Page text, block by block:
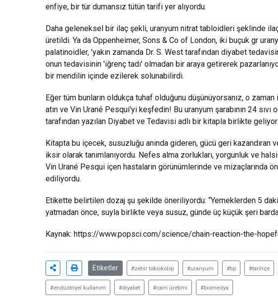
enfiye, bir tür dumansız tütün tarifi yer alıyordu.
Daha geleneksel bir ilaç şekli, uranyum nitrat tabloidleri şeklinde
üretildi. Ya da Oppenheimer, Sons & Co of London, iki buçuk gr
palatinoidler, 'yakın zamanda Dr. S. West tarafından diyabet
onun tedavisinin 'iğrenç tadı' olmadan bir araya getirerek
bir mendilin içinde ezilerek solunabilirdi.
Eğer tüm bunların oldukça tuhaf olduğunu düşünüyorsanız, o zaman
atın ve Vin Urané Pesqui'yi keşfedin! Bu uranyum şarabının 24
tarafından yazılan Diyabet ve Tedavisi adlı bir kitapla birlikte
Kitapta bu içecek, susuzluğu anında gideren, gücü geri kazandıran
iksir olarak tanımlanıyordu. Nefes alma zorlukları, yorgunluk ve
Vin Urané Pesqui içen hastaların görünümlerinde ve mizaçlarında
ediliyordu.
Etikette belirtilen dozaj şu şekilde öneriliyordu: “Yemeklerden 5
yatmadan önce, suyla birlikte veya susuz, günde üç küçük şeri
Kaynak: https://www.popsci.com/science/chain-reaction-the-
Etiketler #zehir toksikoloji #uranyum #tıp #tarihçe
#endüstriyel kullanım #diyabet #cam üretimi #biomedya